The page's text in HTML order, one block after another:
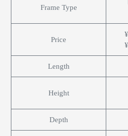
Frame Type
Price
Length
Height
Depth